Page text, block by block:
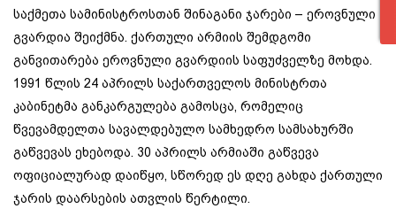
საქმეთა სამინისტროსთან შინაგანი ჯარები – ეროვნული
გვარდია შეიქმნა. ქართული არმიის შემდგომი
განვითარება ეროვნული გვარდიის საფუძველზე მოხდა.
1991 წლის 24 აპრილს საქართველოს მინისტრთა
კაბინეტმა განკარგულება გამოსცა, რომელიც
წვევამდელთა სავალდებულო სამხედრო სამსახურში
გაწვევას ეხებოდა. 30 აპრილს არმიაში გაწვევა
ოფიციალურად დაიწყო, სწორედ ეს დღე გახდა ქართული
ჯარის დაარსების ათვლის წერტილი.